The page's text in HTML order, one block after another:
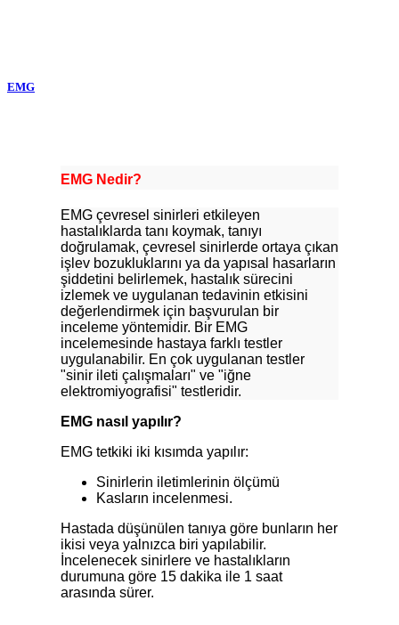
EMG
EMG Nedir?
EMG çevresel sinirleri etkileyen
hastalıklarda tanı koymak, tanıyı
doğrulamak, çevresel sinirlerde ortaya çıkan
işlev bozukluklarını ya da yapısal hasarların
şiddetini belirlemek, hastalık sürecini
izlemek ve uygulanan tedavinin etkisini
değerlendirmek için başvurulan bir
inceleme yöntemidir. Bir EMG
incelemesinde hastaya farklı testler
uygulanabilir. En çok uygulanan testler
"sinir ileti çalışmaları" ve "iğne
elektromiyografisi" testleridir.
EMG nasıl yapılır?
EMG tetkiki iki kısımda yapılır:
Sinirlerin iletimlerinin ölçümü
Kasların incelenmesi.
Hastada düşünülen tanıya göre bunların her
ikisi veya yalnızca biri yapılabilir.
İncelenecek sinirlere ve hastalıkların
durumuna göre 15 dakika ile 1 saat
arasında sürer.